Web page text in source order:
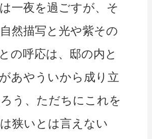
一夜を過ごすが、そ
然描写と光や紫その
の呼応は、邸の内と
あやういから成り立
う、ただちにこれを
狭いとは言えない